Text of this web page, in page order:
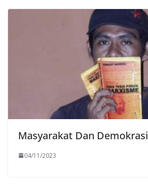
Masyarakat Dan Demokrasi
04/11/2023